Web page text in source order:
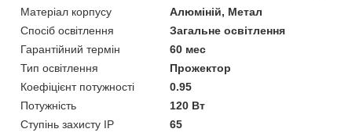
Матеріал корпусу
Алюміній, Метал
Спосіб освітлення
Загальне освітлення
Гарантійний термін
60 мес
Тип освітлення
Прожектор
Коефіцієнт потужності
0.95
Потужність
120 Вт
Ступінь захисту IP
65